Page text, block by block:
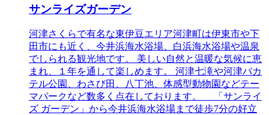
サンライズガーデン
河津さくらで有名な東伊豆エリア河津町は伊東市や下
田市にも近く、今井浜海水浴場、白浜海水浴場や温泉
でしられる観光地です。 美しい自然と温暖な気候に恵
まれ、１年を通して楽しめます。 河津七滝や河津バカ
テル公園、わさび田、八丁池、体感型動物園などテー
マパークなど数多く点在しております。 「サンライ
ズ ガーデン」から今井浜海水浴場まで徒歩7分の好立